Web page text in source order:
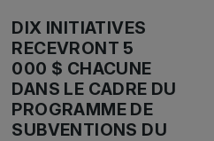
DIX INITIATIVES
RECEVRONT 5
000 $ CHACUNE
DANS LE CADRE DU
PROGRAMME DE
SUBVENTIONS DU